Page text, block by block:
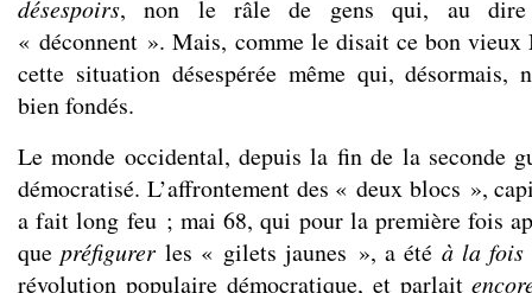
désespoirs, non le râle de gens qui, au dire
« déconnent ». Mais, comme le disait ce bon vieux
cette situation désespérée même qui, désormais,
bien fondés.
Le monde occidental, depuis la fin de la seconde
démocratisé. L’affrontement des « deux blocs »,
a fait long feu ; mai 68, qui pour la première fois
quepréfigurer les « gilets jaunes », a été à la fois
révolution populaire démocratique, et parlait